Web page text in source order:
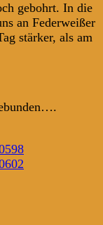
gebohrt. In die
an Federweißer
stärker, als am